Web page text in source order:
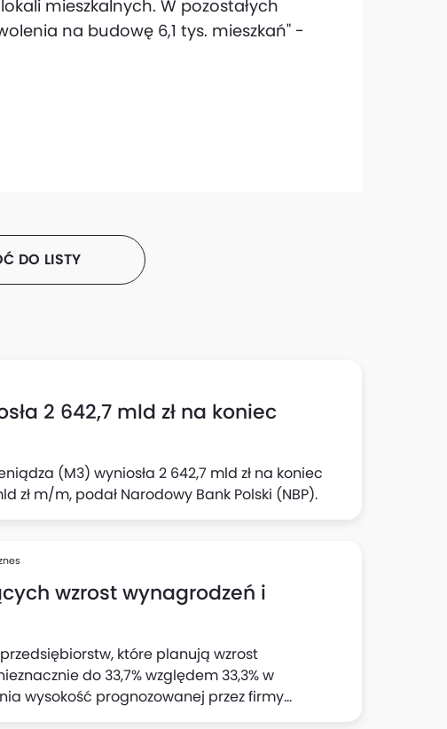
mieszkalnych. W pozostałych
na budowę 6,1 tys. mieszkań" -
DO LISTY
2 642,7 mld zł na koniec
(M3) wyniosła 2 642,7 mld zł na koniec
zł m/m, podał Narodowy Bank Polski (NBP).
wzrost wynagrodzeń i
które planują wzrost
do 33,7% względem 33,3% w
wysokość prognozowanej przez firmy
wynika z "Szybkiego Monitoringu NBP". Z